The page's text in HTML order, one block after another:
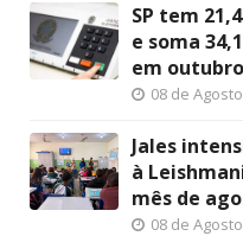
SP tem
e soma
em outubro
08 de
Jales
à
mês de
08 de